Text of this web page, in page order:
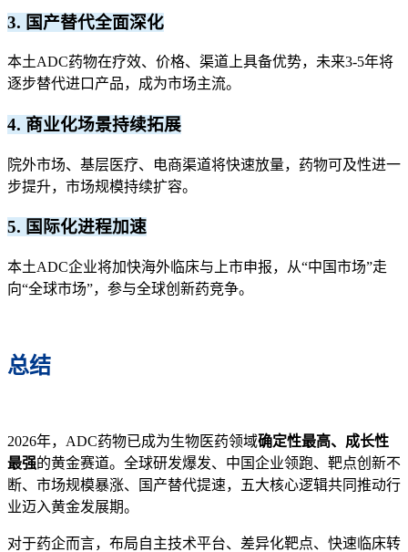
3. 国产替代全面深化
本土ADC药物在疗效、价格、渠道上具备优势，未来3-5年将
逐步替代进口产品，成为市场主流。
4. 商业化场景持续拓展
院外市场、基层医疗、电商渠道将快速放量，药物可及性进一
步提升，市场规模持续扩容。
5. 国际化进程加速
本土ADC企业将加快海外临床与上市申报，从“中国市场”走
向“全球市场”，参与全球创新药竞争。
总结
2026年，ADC药物已成为生物医药领域确定性最高、成长性
最强的黄金赛道。全球研发爆发、中国企业领跑、靶点创新不
断、市场规模暴涨、国产替代提速，五大核心逻辑共同推动行
业迈入黄金发展期。
对于药企而言，布局自主技术平台、差异化靶点、快速临床转